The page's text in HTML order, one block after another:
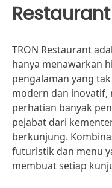
Restaurant
TRON Restaurant
hanya menawarkan
pengalaman yang
modern dan inovatif,
perhatian banyak
pejabat dari
berkunjung.
futuristik dan menu
membuat setiap